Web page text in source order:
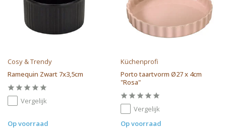
Cosy & Trendy
Ramequin Zwart 7x3,5cm
Vergelijk
Op voorraad
Küchenprofi
Porto taartvorm Ø27 x 4cm
"Rosa"
Vergelijk
Op voorraad